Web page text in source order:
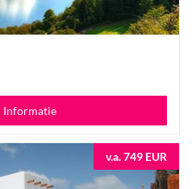
Informatie
v.a. 749 EUR